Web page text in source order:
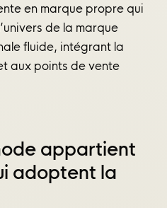
en marque propre qui
de la marque
fluide, intégrant la
aux points de vente
appartient
adoptent la